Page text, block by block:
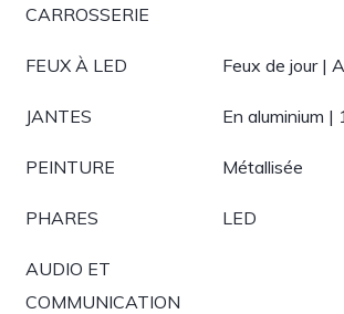
CARROSSERIE
FEUX À LED Feux de jour |
JANTES En aluminium
PEINTURE Métallisée
PHARES LED
AUDIO ET
COMMUNICATION